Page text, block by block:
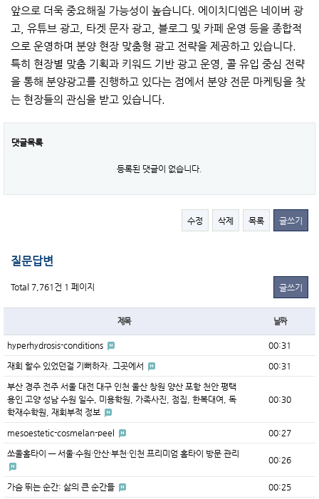
앞으로 더욱 중요해질 가능성이 높습니다. 에이치디엠은 네이버 광
고, 유튜브 광고, 타겟 문자 광고, 블로그 및 카페 운영 등을 종합적
으로 운영하며 분양 현장 맞춤형 광고 전략을 제공하고 있습니다.
특히 현장별 맞춤 기획과 키워드 기반 광고 운영, 콜 유입 중심 전략
을 통해 분양광고를 진행하고 있다는 점에서 분양 전문 마케팅을 찾
는 현장들의 관심을 받고 있습니다.
댓글목록
등록된 댓글이 없습니다.
수정 삭제 목록 글쓰기
질문답변
Total 7,761건 1 페이지 글쓰기
제목 날짜
hyperhydrosis-conditions 00:31
재회 할수 있었던걸 기뻐하자. 그곳에서 00:31
부산 경주 전주 서울 대전 대구 인천 울산 창원 양산 포항 천안 평택
용인 고양 성남 수원 일수, 미용학원, 가족사진, 점집, 한복대여, 독
학재수학원, 재회부적 정보
00:30
mesoestetic-cosmelan-peel 00:27
쏘울홈타이 — 서울·수원·안산·부천·인천 프리미엄 홈타이 방문 관리
00:26
가슴 뛰는 순간: 삶의 큰 순간들 00:25